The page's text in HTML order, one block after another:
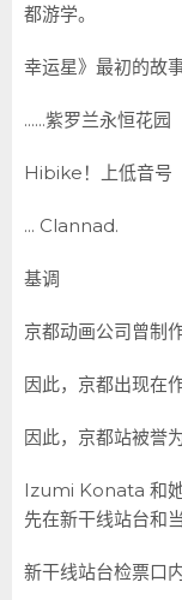
都游学。
幸运星》最初的故
......紫罗兰永恒花园
Hibike！上低音号
... Clannad.
基调
京都动画公司曾制
因此，京都出现在
因此，京都站被誉
Izumi Konata 和
先在新干线站台和
新干线站台检票口